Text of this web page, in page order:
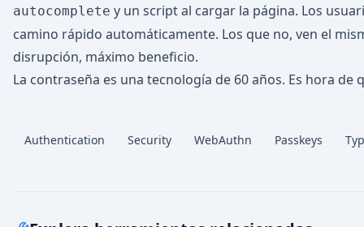
autocomplete y un script al cargar la página. Los
camino rápido automáticamente. Los que no, ven el
disrupción, máximo beneficio.
La contraseña es una tecnología de 60 años. Es hora de
Authentication Security WebAuthn Passkeys